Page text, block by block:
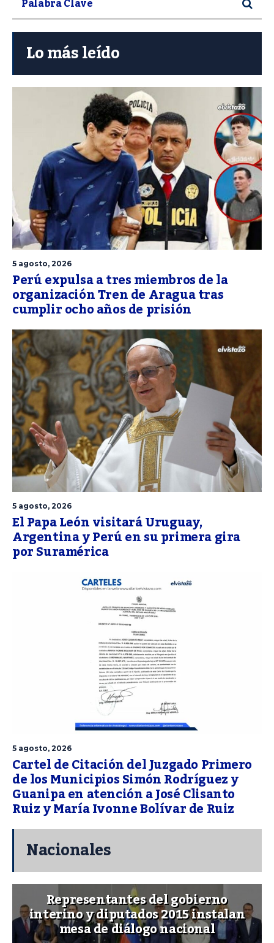
Lo más leído
5 agosto, 2026
Perú expulsa a tres miembros de la
organización Tren de Aragua tras
cumplir ocho años de prisión
5 agosto, 2026
El Papa León visitará Uruguay,
Argentina y Perú en su primera gira
por Suramérica
5 agosto, 2026
Cartel de Citación del Juzgado Primero
de los Municipios Simón Rodríguez y
Guanipa en atención a José Clisanto
Ruiz y María Ivonne Bolívar de Ruiz
Nacionales
Representantes del gobierno
interino y diputados 2015 instalan
mesa de diálogo nacional